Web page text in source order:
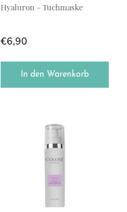
Hyaluron – Tuchmaske
€6,90
In den Warenkorb